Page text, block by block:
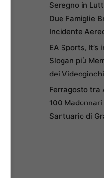
Seregno in
Due Famiglie
Incidente
EA Sports, It’s
Slogan più
dei Videogiochi
Ferragosto tra
100
Santuario di